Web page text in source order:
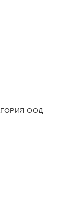
ООД